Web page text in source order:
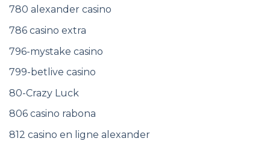
780 alexander casino
786 casino extra
796-mystake casino
799-betlive casino
80-Crazy Luck
806 casino rabona
812 casino en ligne alexander